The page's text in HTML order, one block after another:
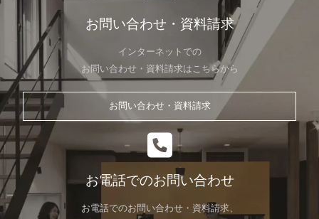
お問い合わせ・資料請求
インターネットでの
お問い合わせ・資料請求はこちらから
お問い合わせ・資料請求
お電話でのお問い合わせ
お電話でのお問い合わせ・資料請求、